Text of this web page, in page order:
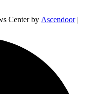
Center by Ascendoor|